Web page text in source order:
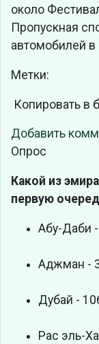
около
Пропускная
автомобилей в
Метки:
Копировать в
Добавить
Опрос
Какой из
первую
Абу-Даби
Аджман -
Дубай -
Рас эль-